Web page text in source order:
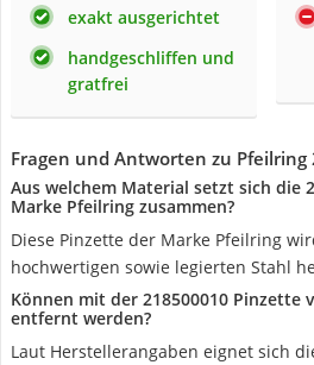
exakt ausgerichtet
handgeschliffen und
gratfrei
Fragen und Antworten zu Pfeilring
Aus welchem Material setzt sich die
Marke Pfeilring zusammen?
Diese Pinzette der Marke Pfeilring
hochwertigen sowie legierten Stahl
Können mit der 218500010 Pinzette
entfernt werden?
Laut Herstellerangaben eignet sich